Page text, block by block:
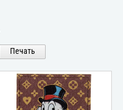
Печать